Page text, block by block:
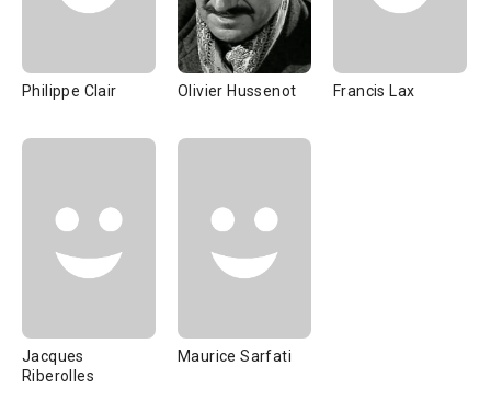
Philippe Clair Olivier Hussenot Francis Lax
Jacques
Riberolles
Maurice Sarfati